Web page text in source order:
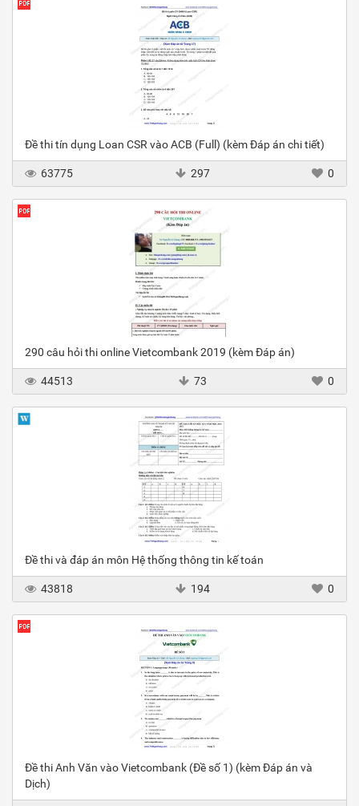
Đề thi tín dụng Loan CSR vào ACB (Full) (kèm Đáp án chi tiết)
63775 297 0
290 câu hỏi thi online Vietcombank 2019 (kèm Đáp án)
44513 73 0
Đề thi và đáp án môn Hệ thống thông tin kế toán
43818 194 0
Đề thi Anh Văn vào Vietcombank (Đề số 1) (kèm Đáp án và
Dịch)